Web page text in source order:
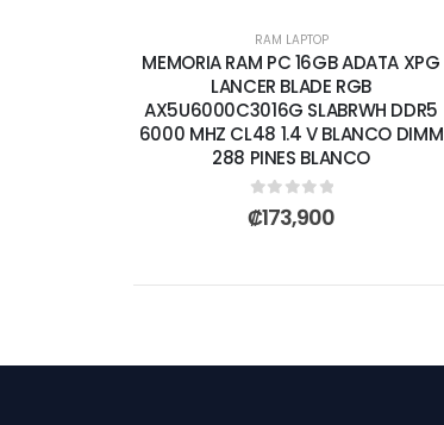
RAM LAPTOP
MEMORIA RAM PC 16GB ADATA XPG
LANCER BLADE RGB
AX5U6000C3016G SLABRWH DDR5
6000 MHZ CL48 1.4 V BLANCO DIMM
288 PINES BLANCO
0out of 5
₡173,900